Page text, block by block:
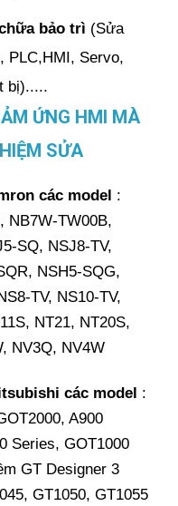
bảo trì (Sửa
PLC,HMI, Servo,
bị).....
ỨNG HMI MÀ
SỬA
các model :
NB7W-TW00B,
SQ, NSJ8-TV,
NSH5-SQG,
TV, NS10-TV,
NT21, NT20S,
NV3Q, NV4W
các model :
A900
Series, GOT1000
GT Designer 3
GT1050, GT1055